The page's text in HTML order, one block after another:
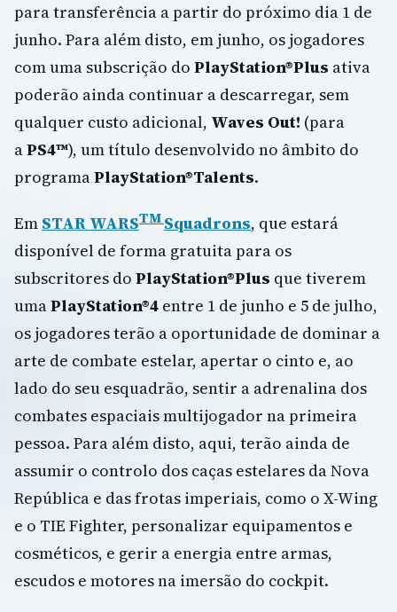
para transferência a partir do próximo dia 1 de
junho. Para além disto, em junho, os jogadores
com uma subscrição do PlayStation®Plus ativa
poderão ainda continuar a descarregar, sem
qualquer custo adicional, Waves Out! (para
aPS4™), um título desenvolvido no âmbito do
programaPlayStation®Talents.
Em STAR WARSTMSquadrons, que estará
disponível de forma gratuita para os
subscritores do PlayStation®Plus que tiverem
umaPlayStation®4 entre 1 de junho e 5 de julho,
os jogadores terão a oportunidade de dominar a
arte de combate estelar, apertar o cinto e, ao
lado do seu esquadrão, sentir a adrenalina dos
combates espaciais multijogador na primeira
pessoa. Para além disto, aqui, terão ainda de
assumir o controlo dos caças estelares da Nova
República e das frotas imperiais, como o X-Wing
e o TIE Fighter, personalizar equipamentos e
cosméticos, e gerir a energia entre armas,
escudos e motores na imersão do cockpit.